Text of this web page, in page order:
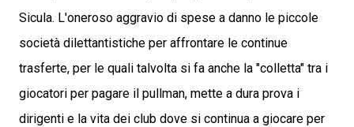
Sicula. L'oneroso aggravio di spese a danno le piccole
società dilettantistiche per affrontare le continue
trasferte, per le quali talvolta si fa anche la "colletta" tra i
giocatori per pagare il pullman, mette a dura prova i
dirigenti e la vita dei club dove si continua a giocare per